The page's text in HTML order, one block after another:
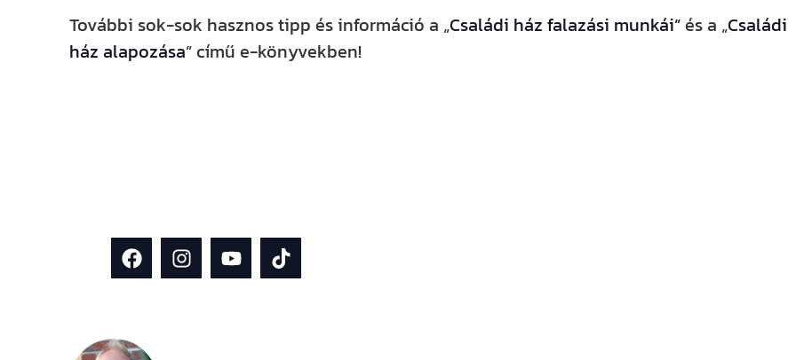
További sok-sok hasznos tipp és információ a „Családi ház falazási munkái” és a „Családi
ház alapozása” című e-könyvekben!